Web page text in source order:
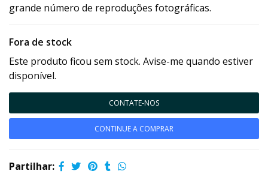
grande número de reproduções fotográficas.
Fora de stock
Este produto ficou sem stock. Avise-me quando estiver
disponível.
CONTATE-NOS
CONTINUE A COMPRAR
Partilhar: